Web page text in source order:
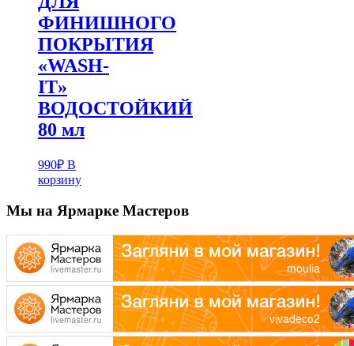
ФИНИШНОГО
ПОКРЫТИЯ
«WASH-
IT»
ВОДОСТОЙКИЙ
80 мл
990₽ В
корзину
Мы на Ярмарке Мастеров